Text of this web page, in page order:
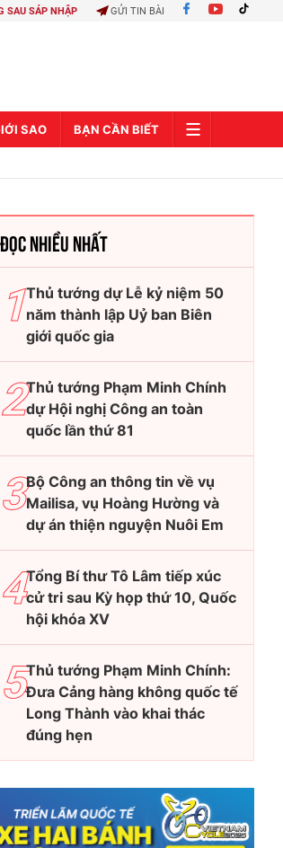
SAU SÁP NHẬP GỬI TIN BÀI
SAO BẠN CẦN BIẾT
ĐỌC NHIỀU NHẤT
Thủ tướng dự Lễ kỷ niệm 50
năm thành lập Uỷ ban Biên
giới quốc gia
Thủ tướng Phạm Minh Chính
dự Hội nghị Công an toàn
quốc lần thứ 81
Bộ Công an thông tin về vụ
Mailisa, vụ Hoàng Hường và
dự án thiện nguyện Nuôi Em
Tổng Bí thư Tô Lâm tiếp xúc
cử tri sau Kỳ họp thứ 10, Quốc
hội khóa XV
Thủ tướng Phạm Minh Chính:
Đưa Cảng hàng không quốc tế
Long Thành vào khai thác
đúng hẹn